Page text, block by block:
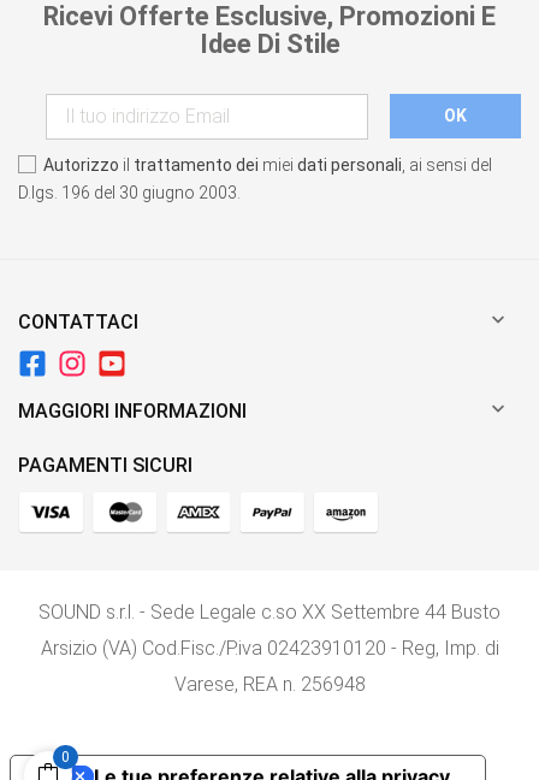
Ricevi Offerte Esclusive, Promozioni E
Idee Di Stile
Autorizzo il trattamento dei miei dati personali , ai sensi del
D.lgs. 196 del 30 giugno 2003.
CONTATTACI 
MAGGIORI INFORMAZIONI 
PAGAMENTI SICURI
SOUND s.r.l. - Sede Legale c.so XX Settembre 44 Busto
Arsizio (VA) Cod.Fisc./P.iva 02423910120 - Reg, Imp. di
Varese, REA n. 256948
0